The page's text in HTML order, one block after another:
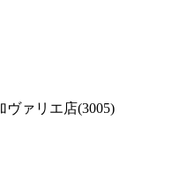
ァリエ店(3005)